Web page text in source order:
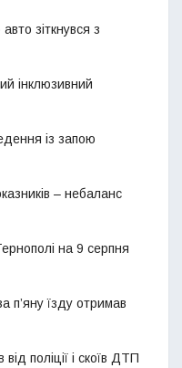
зіткнувся з
інклюзивний
із запою
– небаланс
на 9 серпня
п’яну їзду отримав
поліції і скоїв ДТП